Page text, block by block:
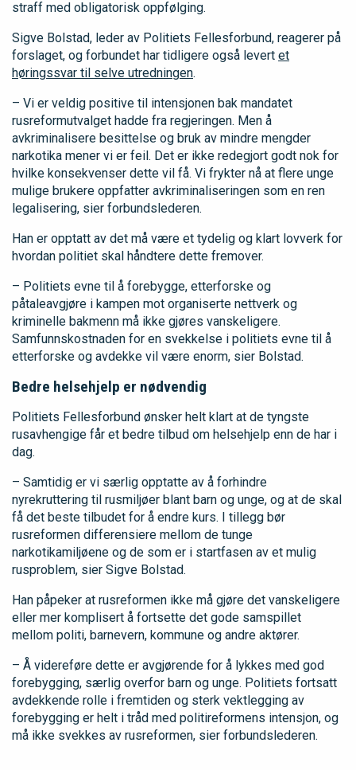
straff med obligatorisk oppfølging.
Sigve Bolstad, leder av Politiets Fellesforbund, reagerer på
forslaget, og forbundet har tidligere også levert et
høringssvar til selve utredningen.
– Vi er veldig positive til intensjonen bak mandatet
rusreformutvalget hadde fra regjeringen. Men å
avkriminalisere besittelse og bruk av mindre mengder
narkotika mener vi er feil. Det er ikke redegjort godt nok for
hvilke konsekvenser dette vil få. Vi frykter nå at flere unge
mulige brukere oppfatter avkriminaliseringen som en ren
legalisering, sier forbundslederen.
Han er opptatt av det må være et tydelig og klart lovverk for
hvordan politiet skal håndtere dette fremover.
– Politiets evne til å forebygge, etterforske og
påtaleavgjøre i kampen mot organiserte nettverk og
kriminelle bakmenn må ikke gjøres vanskeligere.
Samfunnskostnaden for en svekkelse i politiets evne til å
etterforske og avdekke vil være enorm, sier Bolstad.
Bedre helsehjelp er nødvendig
Politiets Fellesforbund ønsker helt klart at de tyngste
rusavhengige får et bedre tilbud om helsehjelp enn de har i
dag.
– Samtidig er vi særlig opptatte av å forhindre
nyrekruttering til rusmiljøer blant barn og unge, og at de skal
få det beste tilbudet for å endre kurs. I tillegg bør
rusreformen differensiere mellom de tunge
narkotikamiljøene og de som er i startfasen av et mulig
rusproblem, sier Sigve Bolstad.
Han påpeker at rusreformen ikke må gjøre det vanskeligere
eller mer komplisert å fortsette det gode samspillet
mellom politi, barnevern, kommune og andre aktører.
– Å videreføre dette er avgjørende for å lykkes med god
forebygging, særlig overfor barn og unge. Politiets fortsatt
avdekkende rolle i fremtiden og sterk vektlegging av
forebygging er helt i tråd med politireformens intensjon, og
må ikke svekkes av rusreformen, sier forbundslederen.